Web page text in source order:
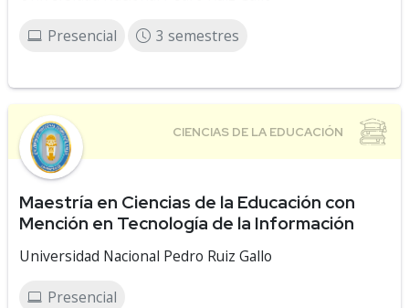
Presencial 3 semestres
Maestría en Ciencias de la Educación con
Mención en Tecnología de la Información
Universidad Nacional Pedro Ruiz Gallo
Presencial